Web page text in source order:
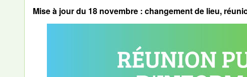
Mise à jour du 18 novembre : changement de lieu,